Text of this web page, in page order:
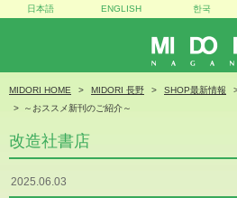
MIDORI
日本語 ENGLISH 한국
MIDORI HOME MIDORI 長野 SHOP最新情報
～おススメ新刊のご紹介～
改造社書店
2025.06.03